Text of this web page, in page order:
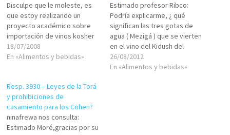
Disculpe que le moleste, es
que estoy realizando un
proyecto académico sobre
importación de vinos kosher
de Argentina para
comercializarlos en Perú. Me
judaísmo. 2- A líneas
generales el proceso
productivo para que un vino
sea…
18/07/2008
En «Alimentos y bebidas»
Estimado profesor Ribco:
Podría explicarme, ¿ qué
significan las tres gotas de
agua ( Mezigá ) que se vierten
en el vino del Kidush del
Seder de Pésaj ? Las
explicaciones que he
26/08/2012
En «Alimentos y bebidas»
Resp. 3930 – Leyes de la Torá
y prohibiciones de
casamiento para los Cohen?
ninafrewa nos consulta:
Estimado Moré,gracias por su